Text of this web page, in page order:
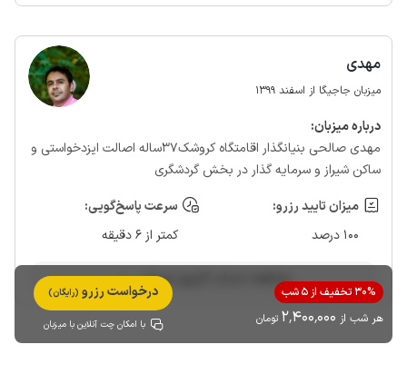
مهدی
میزبان جاجیگا از اسفند 1399
درباره‌ میزبان:
مهدی صالحی بنیانگذار اقامتگاه کروشک37ساله اصالت ایزدخواستی و
ساکن شیراز و سرمایه گذار در بخش گردشگری
میزان تایید رزرو:
100 درصد
سرعت پاسخ‌گویی:
کمتر از 6 دقیقه
مشاهده حساب کاربری میزبان
30% تخفیف از 5 شب
هر شب از 2٬400٬000 تومان
درخواست رزرو (رایگان)
با امکان چت آنلاین با میزبان